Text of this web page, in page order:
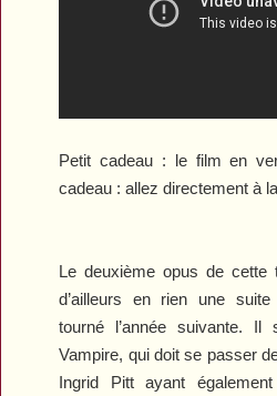
Petit cadeau : le film en
cadeau : allez directement à
Le deuxième opus de cette
d’ailleurs en rien une
tourné l’année suivante. Il
Vampire, qui doit se passer
Ingrid Pitt ayant